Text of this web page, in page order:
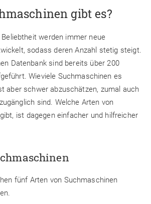
gibt es?
werden immer neue
sodass deren Anzahl stetig steigt.
Datenbank sind bereits über 200
Wieviele Suchmaschinen es
aber schwer abzuschätzen, zumal auch
sind. Welche Arten von
ist dagegen einfacher und hilfreicher
fünf Arten von Suchmaschinen